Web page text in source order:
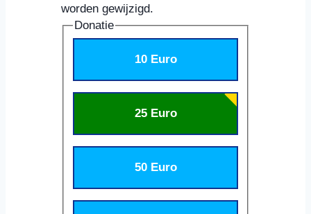
worden gewijzigd.
Donatie
10 Euro
25 Euro
50 Euro